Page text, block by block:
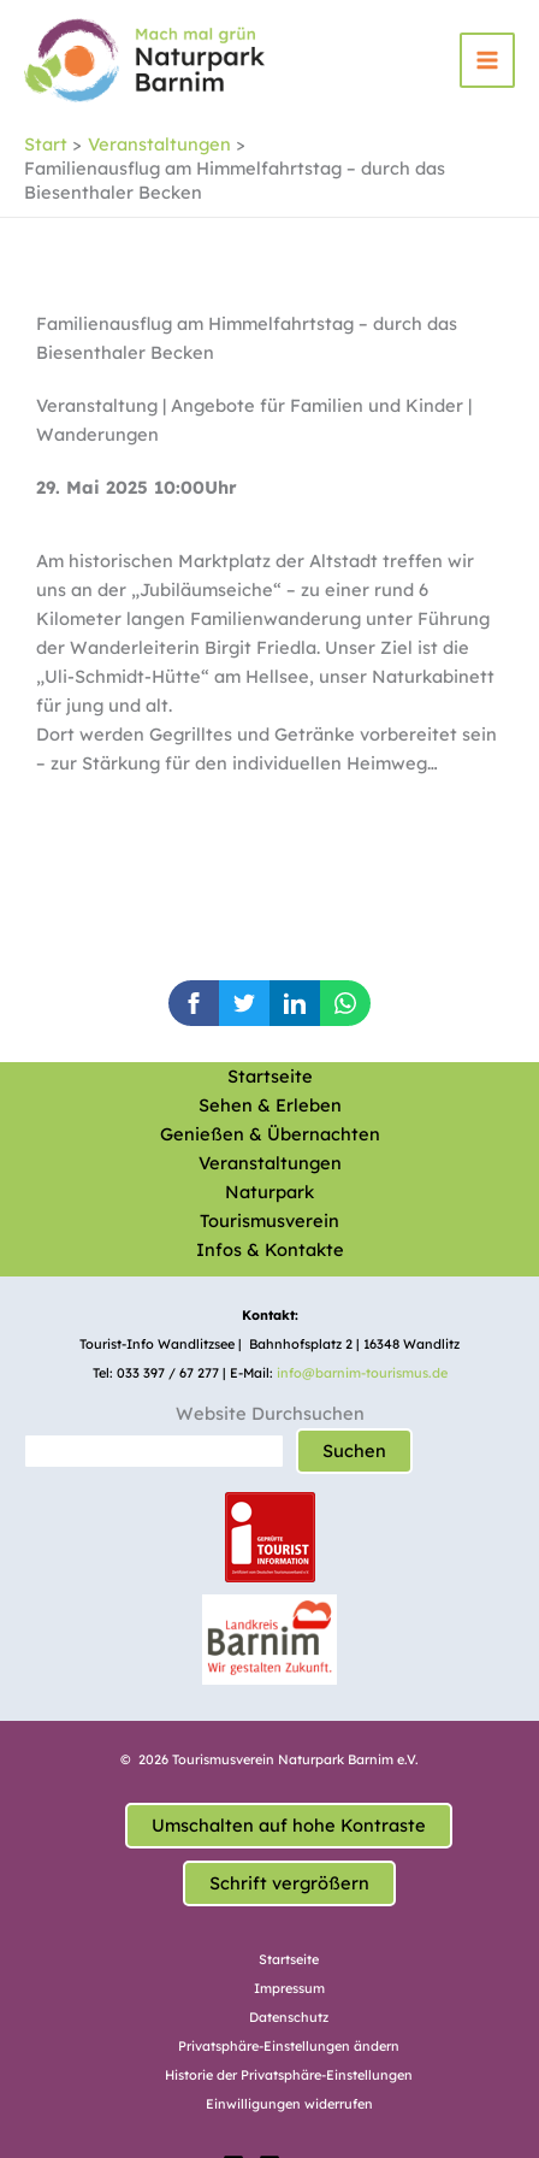
Inhalt
springen
Start
Veranstaltungen
Familienausflug am Himmelfahrtstag – durch das
Biesenthaler Becken
Familienausflug am Himmelfahrtstag – durch das
Biesenthaler Becken
Veranstaltung | Angebote für Familien und Kinder |
Wanderungen
29. Mai 2025 10:00Uhr
Am historischen Marktplatz der Altstadt treffen wir
uns an der „Jubiläumseiche“ – zu einer rund 6
Kilometer langen Familienwanderung unter Führung
der Wanderleiterin Birgit Friedla. Unser Ziel ist die
„Uli-Schmidt-Hütte“ am Hellsee, unser Naturkabinett
für jung und alt.
Dort werden Gegrilltes und Getränke vorbereitet sein
– zur Stärkung für den individuellen Heimweg…
Startseite
Sehen & Erleben
Genießen & Übernachten
Veranstaltungen
Naturpark
Tourismusverein
Infos & Kontakte
Kontakt:
Tourist-Info Wandlitzsee | Bahnhofsplatz 2 | 16348 Wandlitz
Tel: 033 397 / 67 277 | E-Mail: info@barnim-tourismus.de
Website Durchsuchen
Suchen
© 2026 Tourismusverein Naturpark Barnim e.V.
Umschalten auf hohe Kontraste
Schrift vergrößern
Startseite
Impressum
Datenschutz
Privatsphäre-Einstellungen ändern
Historie der Privatsphäre-Einstellungen
Einwilligungen widerrufen